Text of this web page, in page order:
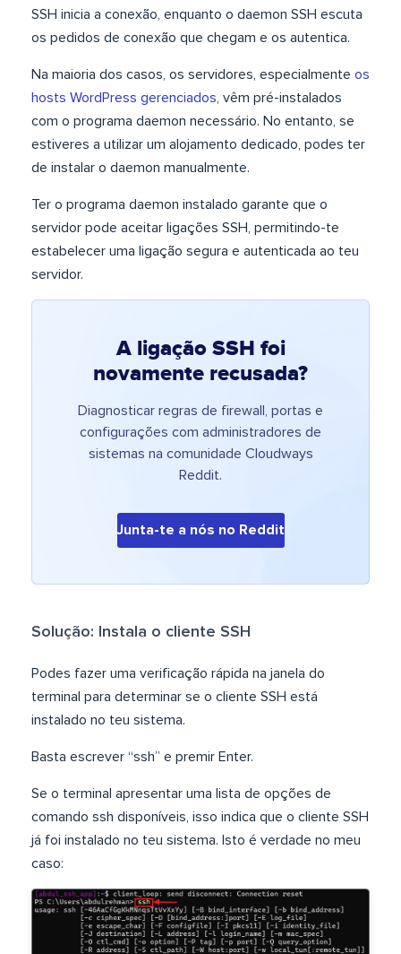
SSH inicia a conexão, enquanto o daemon SSH escuta
os pedidos de conexão que chegam e os autentica.
Na maioria dos casos, os servidores, especialmente os
hosts WordPress gerenciados, vêm pré-instalados
com o programa daemon necessário. No entanto, se
estiveres a utilizar um alojamento dedicado, podes ter
de instalar o daemon manualmente.
Ter o programa daemon instalado garante que o
servidor pode aceitar ligações SSH, permitindo-te
estabelecer uma ligação segura e autenticada ao teu
servidor.
A ligação SSH foi
novamente recusada?
Diagnosticar regras de firewall, portas e
configurações com administradores de
sistemas na comunidade Cloudways
Reddit.
Junta-te a nós no Reddit
Solução: Instala o cliente SSH
Podes fazer uma verificação rápida na janela do
terminal para determinar se o cliente SSH está
instalado no teu sistema.
Basta escrever “ssh” e premir Enter.
Se o terminal apresentar uma lista de opções de
comando ssh disponíveis, isso indica que o cliente SSH
já foi instalado no teu sistema. Isto é verdade no meu
caso: